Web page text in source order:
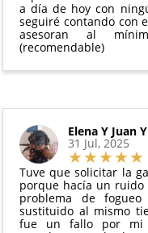
a día de hoy con
seguiré contando con
asesoran al
(recomendable)
Elena Y Juan
31 Jul, 2025
Tuve que solicitar la
porque hacía un ruido
problema de
sustituido al mismo
fue un fallo por mi